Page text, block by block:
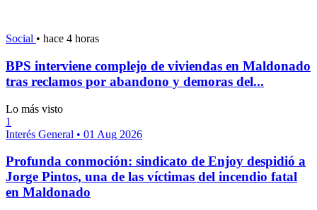
Social • hace 4 horas
BPS interviene complejo de viviendas en Maldonado
tras reclamos por abandono y demoras del...
Lo más visto
1
Interés General • 01 Aug 2026
Profunda conmoción: sindicato de Enjoy despidió a
Jorge Pintos, una de las víctimas del incendio fatal
en Maldonado